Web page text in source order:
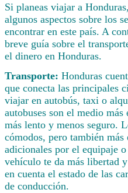
Si planeas viajar a
algunos aspectos sobre los
encontrar en este país. A
breve guía sobre el
el dinero en Honduras.
Transporte: Honduras
que conecta las principales
viajar en autobús, taxi o
autobuses son el medio
más lento y menos seguro.
cómodos, pero también
adicionales por el equipaje
vehículo te da más libertad
en cuenta el estado de las
de conducción.